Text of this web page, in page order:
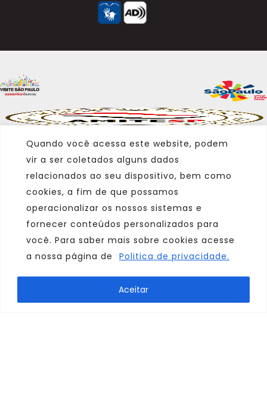
Quando você acessa este website, podem
vir a ser coletados alguns dados
relacionados ao seu dispositivo, bem como
cookies, a fim de que possamos
operacionalizar os nossos sistemas e
fornecer conteúdos personalizados para
você. Para saber mais sobre cookies acesse
a nossa página de
Politica de privacidade.
Aceitar
Parceiro